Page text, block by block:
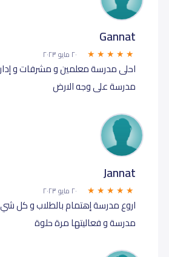
Gannat
٢٠ مايو ٢٠٢٣
احلى مدرسة معلمين و مشرفات و
مدرسة على وجه الارض
Jannat
٢٠ مايو ٢٠٢٣
اروع مدرسة إهتمام بالطلاب و كل
مدرسة و فعاليتها مرة حلوة